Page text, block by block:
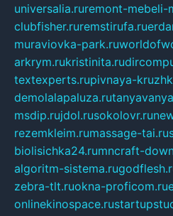
universalia.ruremont-mebeli-
clubfisher.ruremstirufa.ru
muraviovka-park.ru
arkrym.rukristinita.ru
textexperts.rupivnaya-
demolalapaluza.ru
msdip.rujdol.rusokolovr.ru
rezemkleim.rumassage-tai.ru
biolisichka24.rumncraft-
algoritm-sistema.ru
zebra-tlt.ruokna-proficom.ru
onlinekinospace.ru